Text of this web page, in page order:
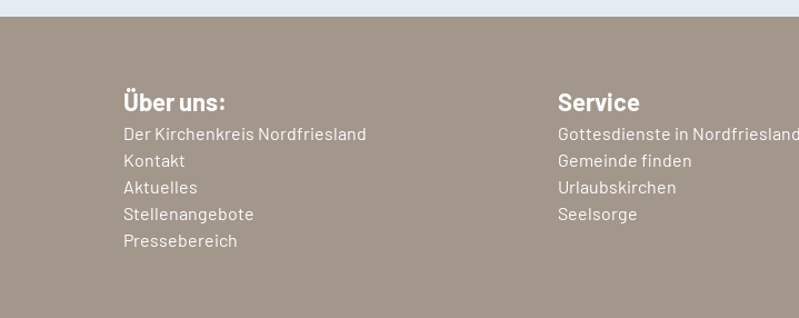
Über uns:
Der Kirchenkreis Nordfriesland
Kontakt
Aktuelles
Stellenangebote
Pressebereich
Service
Gottesdienste in Nordfriesland
Gemeinde finden
Urlaubskirchen
Seelsorge